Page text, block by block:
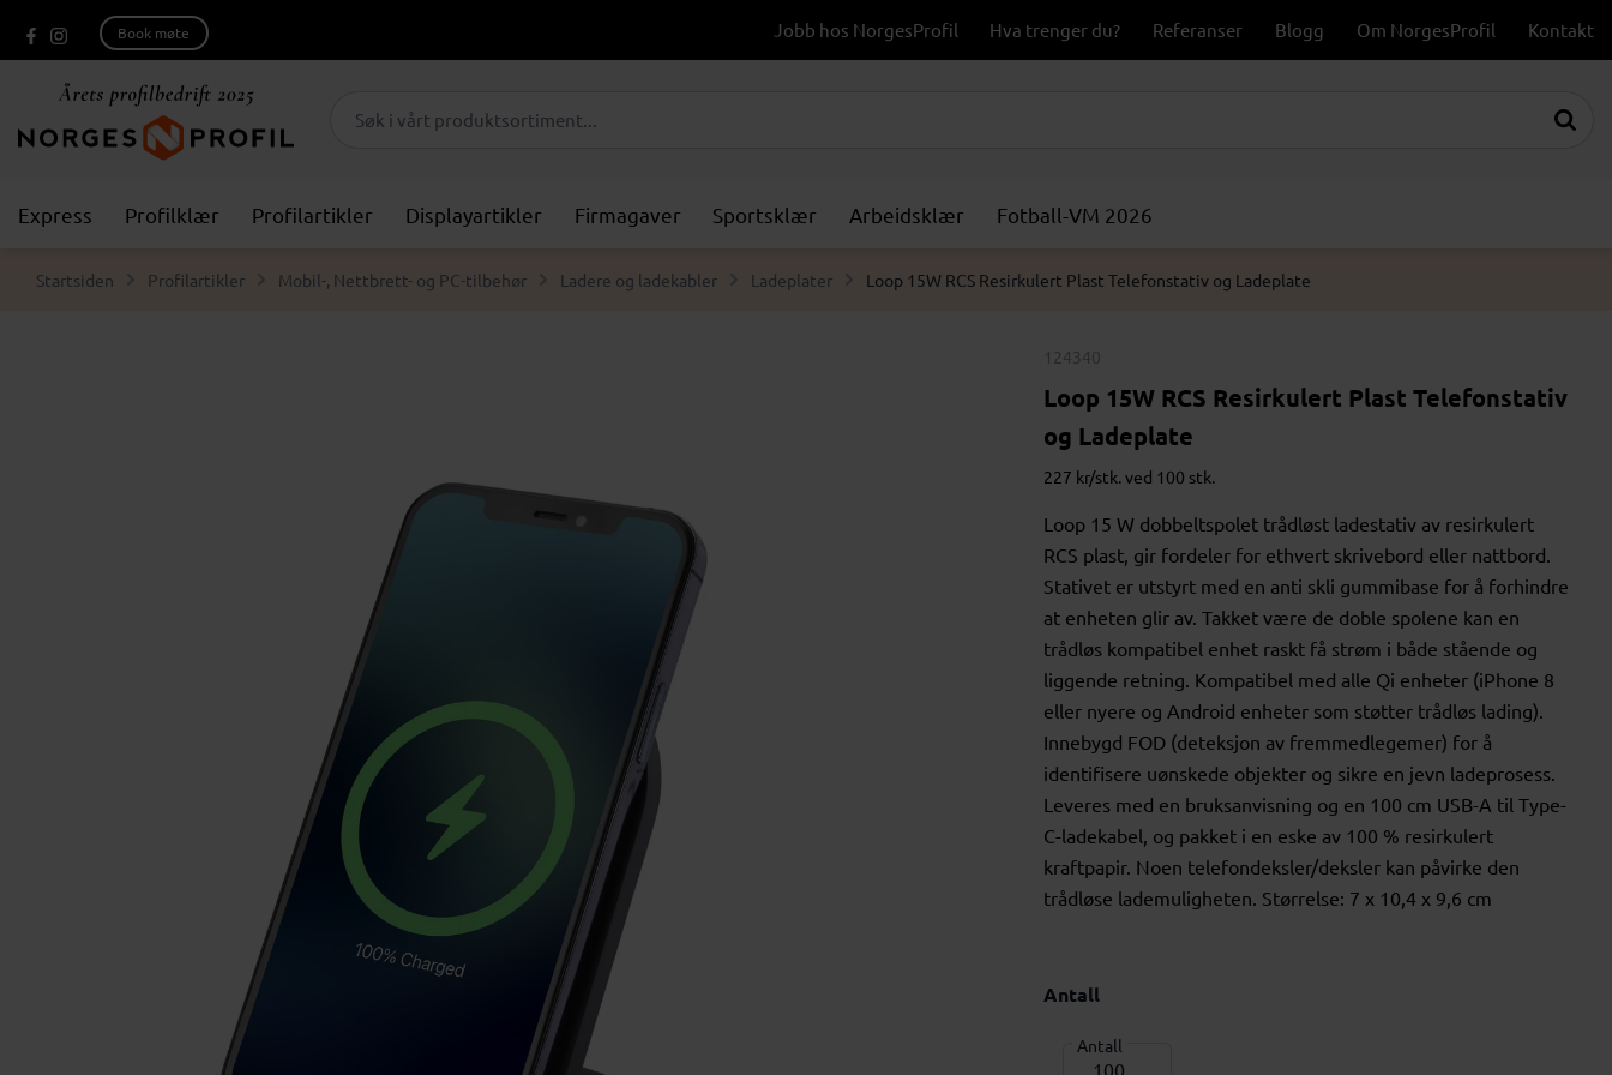
Book møte Jobb hos NorgesProfil Hva trenger du? Referanser Blogg Om NorgesProfil Kontakt
Express Profilklær Profilartikler Displayartikler Firmagaver Sportsklær Arbeidsklær Fotball-VM 2026
Startsiden Profilartikler Mobil-, Nettbrett- og PC-tilbehør Ladere og ladekabler Ladeplater Loop 15W RCS Resirkulert Plast Telefonstativ og Ladeplate
124340
Loop 15W RCS Resirkulert Plast Telefonstativ
og Ladeplate
227 kr/stk. ved 100 stk.
Loop 15 W dobbeltspolet trådløst ladestativ av resirkulert
RCS plast, gir fordeler for ethvert skrivebord eller nattbord.
Stativet er utstyrt med en anti skli gummibase for å forhindre
at enheten glir av. Takket være de doble spolene kan en
trådløs kompatibel enhet raskt få strøm i både stående og
liggende retning. Kompatibel med alle Qi enheter (iPhone 8
eller nyere og Android enheter som støtter trådløs lading).
Innebygd FOD (deteksjon av fremmedlegemer) for å
identifisere uønskede objekter og sikre en jevn ladeprosess.
Leveres med en bruksanvisning og en 100 cm USB-A til Type-
C-ladekabel, og pakket i en eske av 100 % resirkulert
kraftpapir. Noen telefondeksler/deksler kan påvirke den
trådløse lademuligheten. Størrelse: 7 x 10,4 x 9,6 cm
Antall
Antall